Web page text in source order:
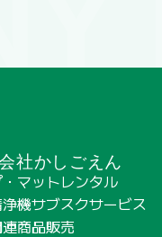
社かしごえん
マットレンタル
機サブスクサービス
商品販売